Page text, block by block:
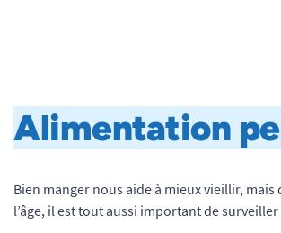
Alimentation
Bien manger nous aide à mieux vieillir,
l’âge, il est tout aussi important de surveiller